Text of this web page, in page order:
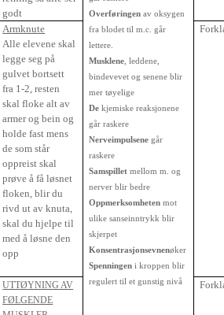
godt
Overføringen av oksygen
fra blodet til m.c. går
lettere.
Musklene , leddene,
bindevevet og senene blir
mer tøyelige
De kjemiske reaksjonene
går raskere
Nerveimpulsene går
raskere
Samspilletmellom m. og
nerver blir bedre
Oppmerksomheten mot
ulike sanseinntrykk blir
skjerpet
Konsentrasjonsevnenøker
Spenningen i kroppen blir
regulert til et gunstig nivå
Armknute
Alle elevene skal
legge seg på
gulvet bortsett
fra 1-2, resten
skal floke alt av
armer og bein og
holde fast mens
de som står
oppreist skal
prøve å få løsnet
floken, blir du
rivd ut av knuta,
skal du hjelpe til
med å løsne den
opp
UTTØYNING AV
FØLGENDE